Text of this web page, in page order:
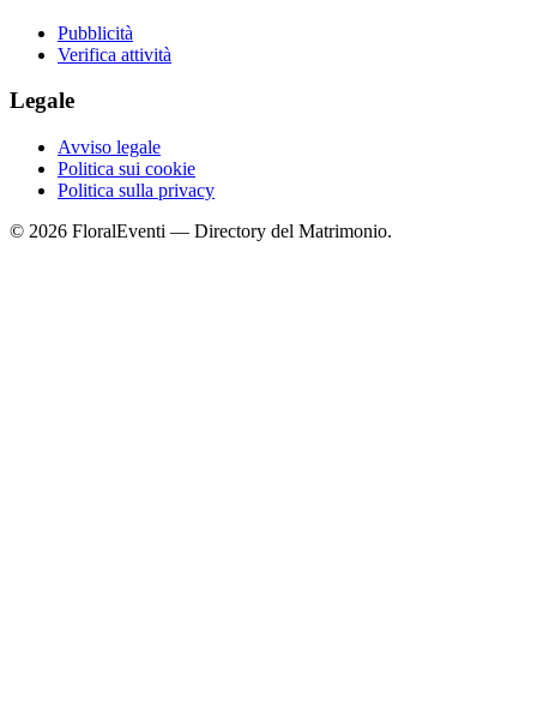
Pubblicità
Verifica attività
Legale
Avviso legale
Politica sui cookie
Politica sulla privacy
© 2026 FloralEventi — Directory del Matrimonio.